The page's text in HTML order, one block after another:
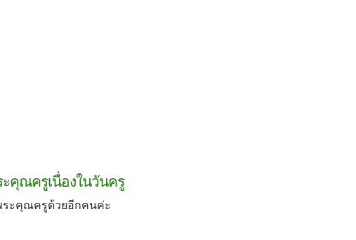
ะคุณครูเนื่องในวันครู
ะคุณครูด้วยอีกคนค่ะ